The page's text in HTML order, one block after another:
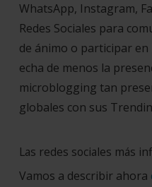
WhatsApp, Instagram,
Redes Sociales para
de ánimo o participar en
echa de menos la
microblogging tan
globales con sus
Las redes sociales más
Vamos a describir ahora